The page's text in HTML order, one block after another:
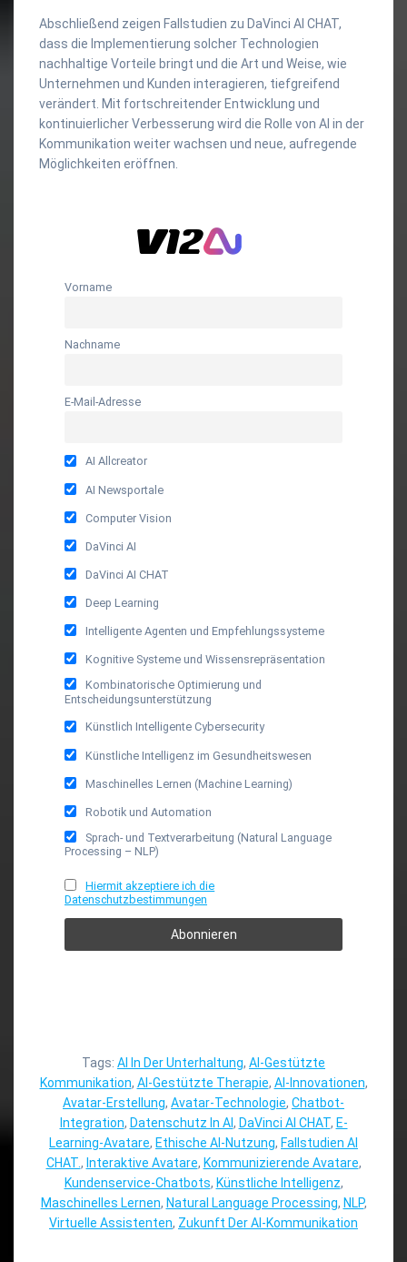
Abschließend zeigen Fallstudien zu DaVinci AI CHAT,
dass die Implementierung solcher Technologien
nachhaltige Vorteile bringt und die Art und Weise, wie
Unternehmen und Kunden interagieren, tiefgreifend
verändert. Mit fortschreitender Entwicklung und
kontinuierlicher Verbesserung wird die Rolle von AI in der
Kommunikation weiter wachsen und neue, aufregende
Möglichkeiten eröffnen.
Vorname
Nachname
E-Mail-Adresse
AI Allcreator
AI Newsportale
Computer Vision
DaVinci AI
DaVinci AI CHAT
Deep Learning
Intelligente Agenten und Empfehlungssysteme
Kognitive Systeme und Wissensrepräsentation
Kombinatorische Optimierung und
Entscheidungsunterstützung
Künstlich Intelligente Cybersecurity
Künstliche Intelligenz im Gesundheitswesen
Maschinelles Lernen (Machine Learning)
Robotik und Automation
Sprach- und Textverarbeitung (Natural Language
Processing – NLP)
Hiermit akzeptiere ich die
Datenschutzbestimmungen
Tags: AI In Der Unterhaltung, AI-Gestützte
Kommunikation, AI-Gestützte Therapie, AI-Innovationen,
Avatar-Erstellung, Avatar-Technologie, Chatbot-
Integration, Datenschutz In AI, DaVinci AI CHAT, E-
Learning-Avatare, Ethische AI-Nutzung, Fallstudien AI
CHAT., Interaktive Avatare, Kommunizierende Avatare,
Kundenservice-Chatbots, Künstliche Intelligenz,
Maschinelles Lernen, Natural Language Processing, NLP,
Virtuelle Assistenten, Zukunft Der AI-Kommunikation